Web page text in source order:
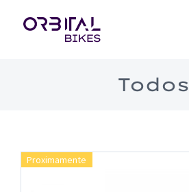
Todos
Proximamente